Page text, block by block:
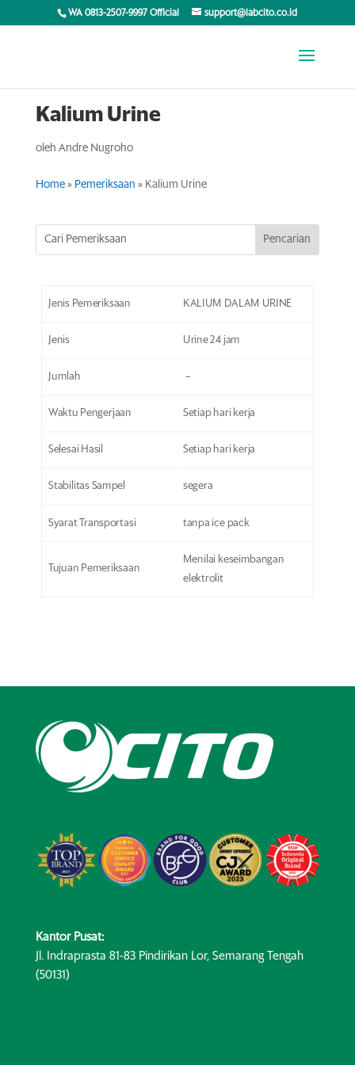
WA 0813-2507-9997 Official support@labcito.co.id
Kalium Urine
oleh Andre Nugroho
Home» Pemeriksaan » Kalium Urine
Jenis Pemeriksaan KALIUM DALAM URINE
Jenis Urine 24 jam
Jumlah –
Waktu Pengerjaan Setiap hari kerja
Selesai Hasil Setiap hari kerja
Stabilitas Sampel segera
Syarat Transportasi tanpa ice pack
Tujuan Pemeriksaan
Menilai keseimbangan
elektrolit
Kantor Pusat:
Jl. Indraprasta 81-83 Pindirikan Lor, Semarang Tengah
(50131)